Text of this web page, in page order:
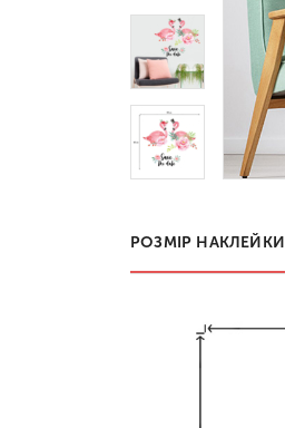
РОЗМІР НАКЛЕЙКИ